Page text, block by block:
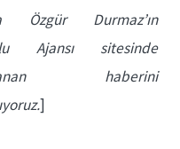
Özgür Durmaz’ın
Ajansı sitesinde
haberini
]